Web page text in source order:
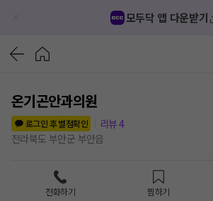
모두닥 앱 다운받기
온기곤안과의원
로그인 후 별점확인
리뷰4
전라북도 부안군 부안읍
전화하기 찜하기